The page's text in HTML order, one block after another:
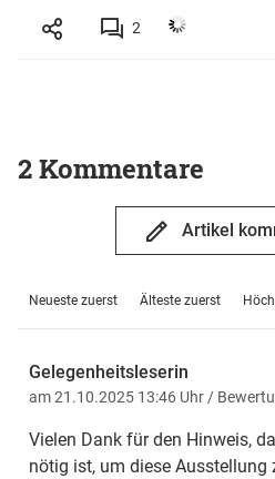
2
2 Kommentare
Artikel
Neueste zuerst Älteste zuerst
Gelegenheitsleserin
am 21.10.2025 13:46 Uhr /
Vielen Dank für den Hinweis,
nötig ist, um diese Ausstellung